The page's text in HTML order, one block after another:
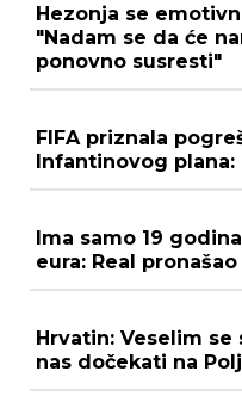
Hezonja se
"Nadam se da će
ponovno susresti"
FIFA priznala
Infantinovog
Ima samo 19
eura: Real
Hrvatin: Veselim
nas dočekati na